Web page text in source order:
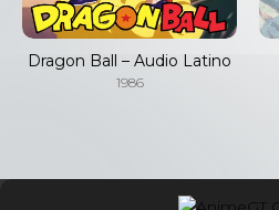
Dragon Ball – Audio Latino
1986